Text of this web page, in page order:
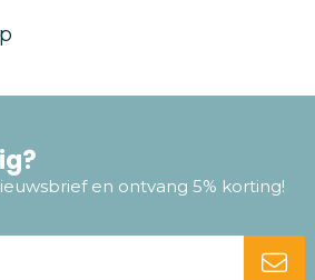
en ontvang 5% korting!